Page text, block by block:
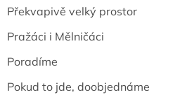
Překvapivě velký prostor
Pražáci i Mělničáci
Poradíme
Pokud to jde, doobjednáme